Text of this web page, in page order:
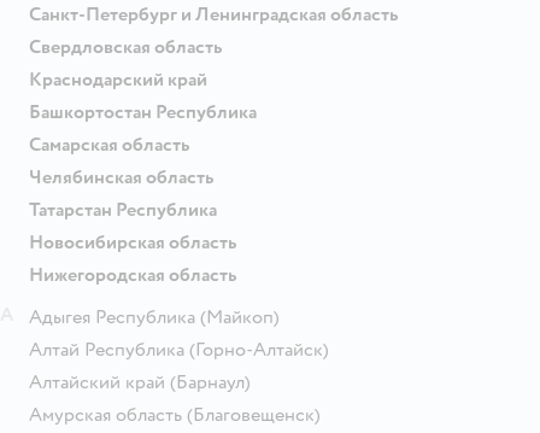
Санкт-Петербург и Ленинградская область
Свердловская область
Краснодарский край
Башкортостан Республика
Самарская область
Челябинская область
Татарстан Республика
Новосибирская область
Нижегородская область
Адыгея Республика (Майкоп)
Алтай Республика (Горно-Алтайск)
Алтайский край (Барнаул)
Амурская область (Благовещенск)